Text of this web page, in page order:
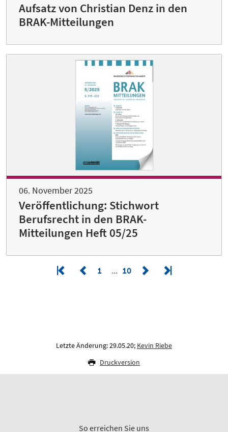
Aufsatz von Christian Denz in den
BRAK-Mitteilungen
06. November 2025
Veröffentlichung: Stichwort
Berufsrecht in den BRAK-
Mitteilungen Heft 05/25
1 10
Letzte Änderung: 29.05.20; Kevin Riebe
Druckversion
So erreichen Sie uns